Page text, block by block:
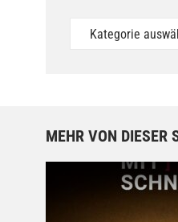
Podcasts
MEHR VON DIESER